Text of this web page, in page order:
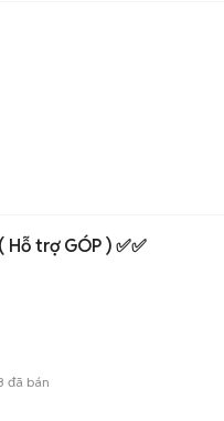
trợ GÓP ) ✅✅
đã bán